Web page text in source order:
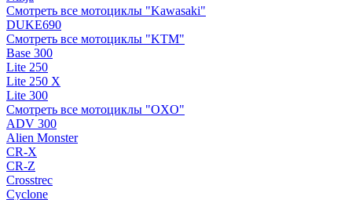
Смотреть все мотоциклы "Kawasaki"
DUKE690
Смотреть все мотоциклы "KTM"
Base 300
Lite 250
Lite 250 X
Lite 300
Смотреть все мотоциклы "OXO"
ADV 300
Alien Monster
CR-X
CR-Z
Crosstrec
Cyclone